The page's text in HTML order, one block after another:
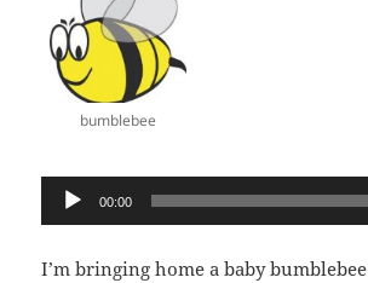
bumblebee
Lecteur 00:00
I’m bringing home a baby bumblebee